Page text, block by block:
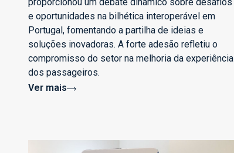
proporcionou um debate dinâmico sobre desafios
e oportunidades na bilhética interoperável em
Portugal, fomentando a partilha de ideias e
soluções inovadoras. A forte adesão refletiu o
compromisso do setor na melhoria da experiência
dos passageiros.
Ver mais